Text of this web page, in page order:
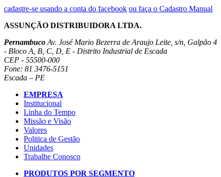
cadastre-se usando a conta do facebook ou faça o Cadastro Manual
ASSUNÇÃO DISTRIBUIDORA LTDA.
Pernambuco Av. José Mario Bezerra de Araujo Leite, s/n, Galpão 4
- Bloco A, B, C, D, E - Distrito Industrial de Escada
CEP - 55500-000
Fone: 81 3476-5151
Escada – PE
EMPRESA
Institucional
Linha do Tempo
Missão e Visão
Valores
Politica de Gestão
Unidades
Trabalhe Conosco
PRODUTOS POR SEGMENTO